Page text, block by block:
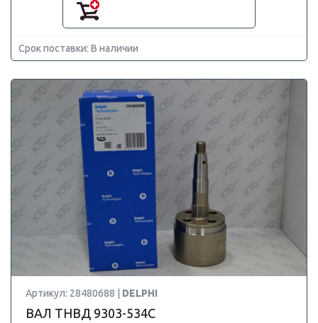
Срок поставки: В наличии
Артикул: 28480688 | DELPHI
ВАЛ ТНВД 9303-534C